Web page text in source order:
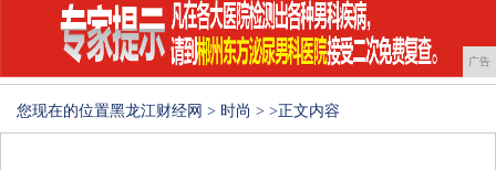
广告
您现在的位置黑龙江财经网 > 时尚 > >正文内容